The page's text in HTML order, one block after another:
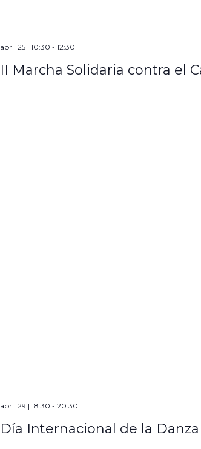
abril 25 | 10:30 - 12:30
II Marcha Solidaria contra el
abril 29 | 18:30 - 20:30
Día Internacional de la Danza